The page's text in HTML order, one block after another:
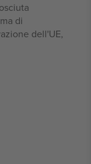
di
dell'UE,